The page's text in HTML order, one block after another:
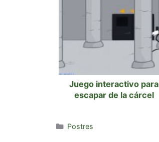
Juego interactivo para
escapar de la cárcel
Categorías
Postres